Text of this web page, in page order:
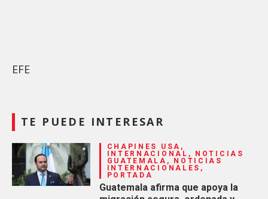
EFE
TE PUEDE INTERESAR
CHAPINES USA,
INTERNACIONAL, NOTICIAS
GUATEMALA, NOTICIAS
INTERNACIONALES,
PORTADA
Guatemala afirma que apoya la